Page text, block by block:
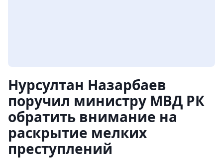
Нурсултан Назарбаев
поручил министру МВД РК
обратить внимание на
раскрытие мелких
преступлений